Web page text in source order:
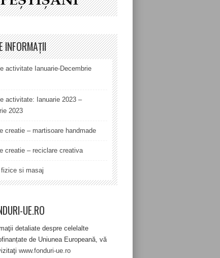
INFORMAȚII
activitate Ianuarie-Decembrie
activitate: Ianuarie 2023 –
2023
creatie – martisoare handmade
creatie – reciclare creativa
si masaj
UE.RO
detaliate despre celelalte
de Uniunea Europeană, vă
www.fonduri-ue.ro